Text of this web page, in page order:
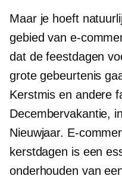
Maar je hoeft
gebied van e-
dat de feestdagen
grote gebeurtenis
Kerstmis en andere
Decembervakantie,
Nieuwjaar. E-
kerstdagen is een
onderhouden van